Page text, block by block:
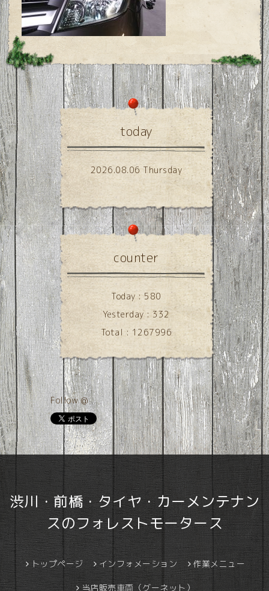
today
2026.08.06 Thursday
counter
Today :580
Yesterday :332
Total : 1267996
Follow @
渋川・前橋・タイヤ・カーメンテナン
スのフォレストモータース
トップページ インフォメーション 作業メニュー
当店販売車両（グーネット）